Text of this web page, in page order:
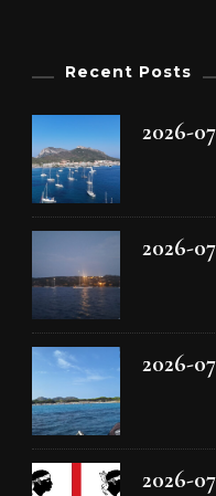
Recent Posts
2026-
2026-
2026-
2026-